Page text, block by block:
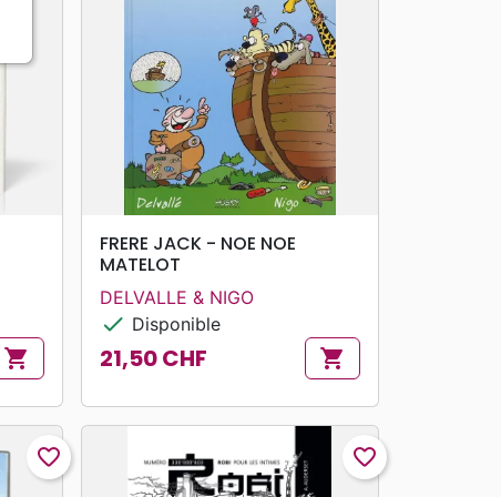
shopping_cart
searchAPERÇU RAPIDE
FRERE JACK - NOE NOE
MATELOT
DELVALLE & NIGO
check Disponible
Prix
21,50 CHF shopping_cart
favorite_border favorite_border